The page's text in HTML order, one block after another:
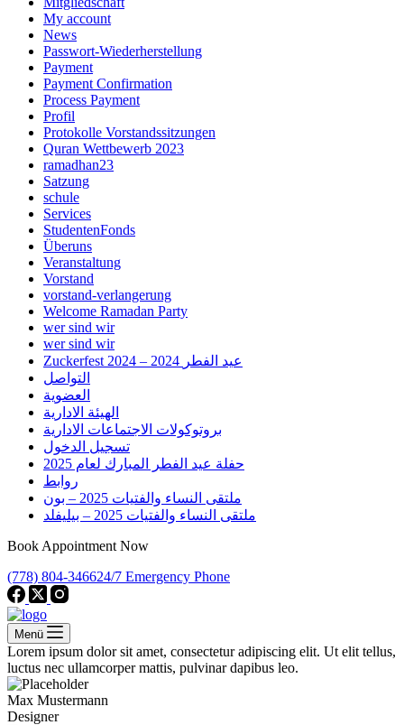
My account
News
Passwort-Wiederherstellung
Payment
Payment Confirmation
Process Payment
Profil
Protokolle Vorstandssitzungen
Quran Wettbewerb 2023
ramadhan23
Satzung
schule
Services
StudentenFonds
Überuns
Veranstaltung
Vorstand
vorstand-verlangerung
Welcome Ramadan Party
wer sind wir
wer sind wir
Zuckerfest 2024 – 2024 عيد الفطر
التواصل
العضوية
الهيئة الادارية
بروتوكولات الاجتماعات الادارية
تسجيل الدخول
حفلة عيد الفطر المبارك لعام 2025
روابط
ملتقى النساء والفتيات 2025 – بون
ملتقى النساء والفتيات 2025 – بيليفلد
Book Appointment Now
(778) 804-346624/7 Emergency Phone
Menü
Lorem ipsum dolor sit amet, consectetur adipiscing elit. Ut elit tellus,
luctus nec ullamcorper mattis, pulvinar dapibus leo.
Max Mustermann
Designer